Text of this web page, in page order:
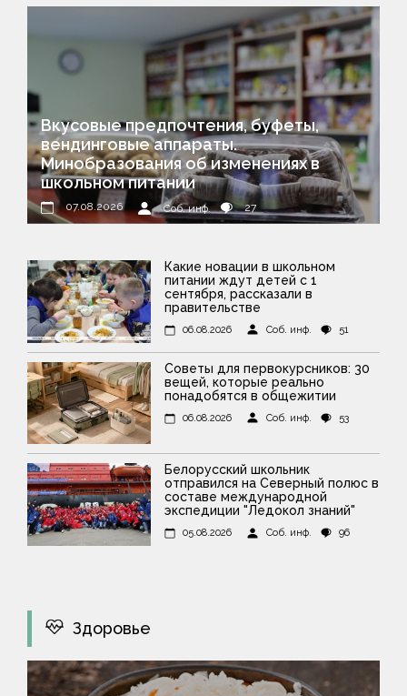
Вкусовые предпочтения, буфеты,
вендинговые аппараты.
Минобразования об изменениях в
школьном питании
07.08.2026 Соб. инф. 27
Какие новации в школьном
питании ждут детей с 1
сентября, рассказали в
правительстве
06.08.2026 Соб. инф. 51
Советы для первокурсников: 30
вещей, которые реально
понадобятся в общежитии
06.08.2026 Соб. инф. 53
Белорусский школьник
отправился на Северный полюс в
составе международной
экспедиции "Ледокол знаний"
05.08.2026 Соб. инф. 96
Здоровье